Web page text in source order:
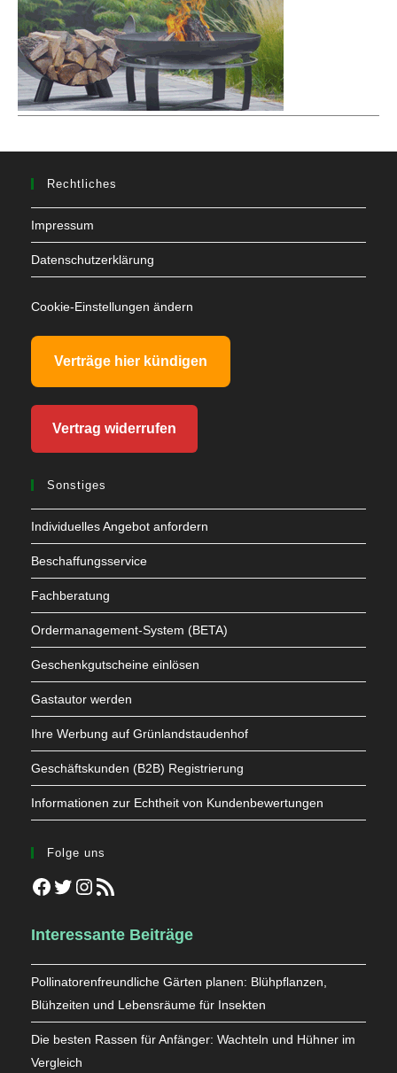
Rechtliches
Impressum
Datenschutzerklärung
Cookie-Einstellungen ändern
Verträge hier kündigen
Vertrag widerrufen
Sonstiges
Individuelles Angebot anfordern
Beschaffungsservice
Fachberatung
Ordermanagement-System (BETA)
Geschenkgutscheine einlösen
Gastautor werden
Ihre Werbung auf Grünlandstaudenhof
Geschäftskunden (B2B) Registrierung
Informationen zur Echtheit von Kundenbewertungen
Folge uns
Facebook
TwitterInstagram
RSS-Feed
Interessante Beiträge
Pollinatorenfreundliche Gärten planen: Blühpflanzen,
Blühzeiten und Lebensräume für Insekten
Die besten Rassen für Anfänger: Wachteln und Hühner im
Vergleich